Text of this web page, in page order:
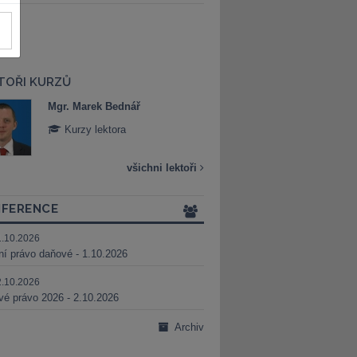
KURZŮ
Mgr. Marek Bednář
Kurzy lektora
všichni lektoři
právo daňové - 1.10.2026
právo 2026 - 2.10.2026
Archiv